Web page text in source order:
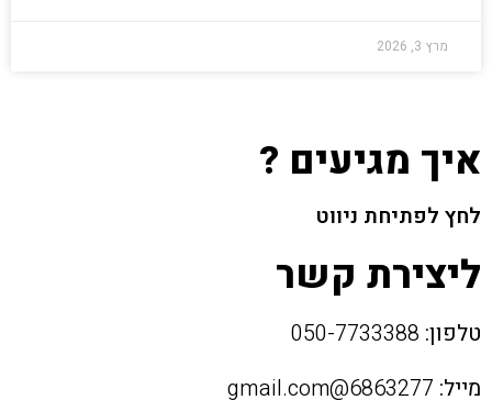
מרץ 3, 2026
איך מגיעים ?
לחץ לפתיחת ניווט
ליצירת קשר
טלפון:
מייל: 6863277@gmail.com